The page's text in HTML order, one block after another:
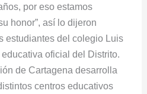
por eso estamos
honor”, así lo dijeron
estudiantes del colegio Luis
oficial del Distrito.
de Cartagena desarrolla
centros educativos